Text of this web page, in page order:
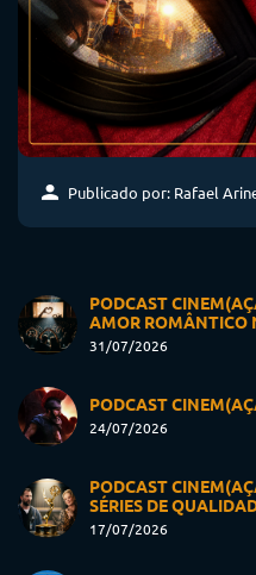
Publicado por: Rafael
PODCAST
AMOR ROMÂNTICO
31/07/2026
PODCAST
24/07/2026
PODCAST
SÉRIES DE
17/07/2026